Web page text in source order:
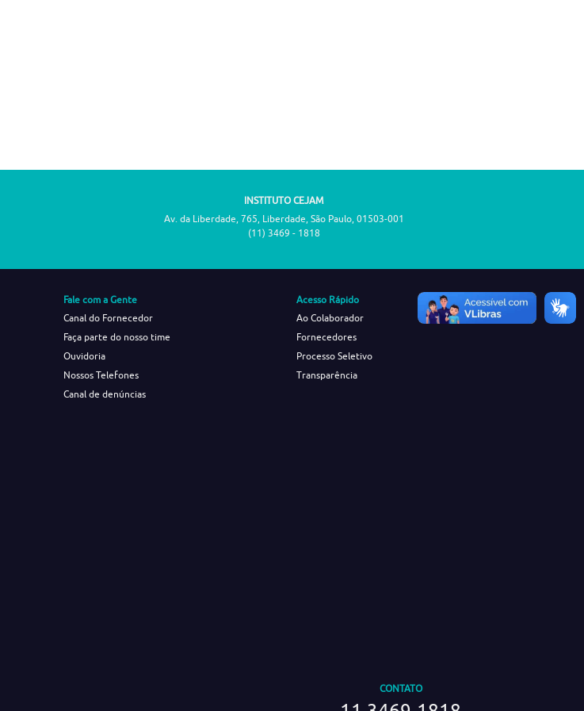
INSTITUTO CEJAM
Av. da Liberdade, 765, Liberdade, São Paulo, 01503-001
(11) 3469 - 1818
Fale com a Gente
Canal do Fornecedor
Faça parte do nosso time
Ouvidoria
Nossos Telefones
Canal de denúncias
Acesso Rápido
Ao Colaborador
Fornecedores
Processo Seletivo
Transparência
CONTATO